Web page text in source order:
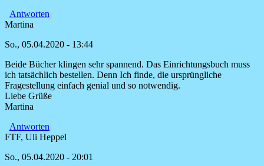
die
tollen
von
Winter
Antworten
Martina
So., 05.04.2020 - 13:44
Beide Bücher klingen sehr spannend. Das Einrichtungsbuch muss
ich tatsächlich bestellen. Denn Ich finde, die ursprüngliche
Fragestellung einfach genial und so notwendig.
Liebe Grüße
Martina
Antworten
FTF, Uli Heppel
So., 05.04.2020 - 20:01